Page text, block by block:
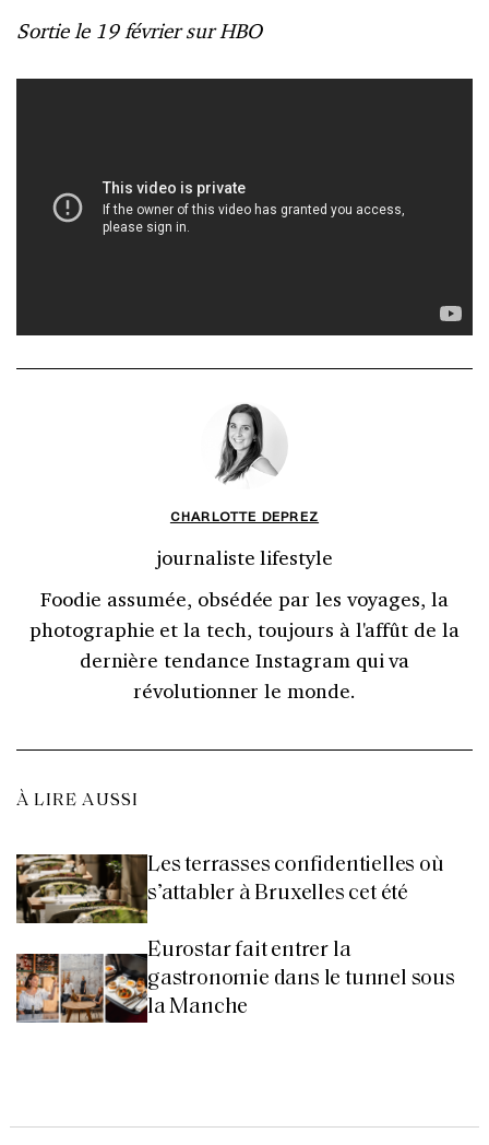
Sortie le 19 février sur HBO
CHARLOTTE DEPREZ
journaliste lifestyle
Foodie assumée, obsédée par les voyages, la
photographie et la tech, toujours à l'affût de la
dernière tendance Instagram qui va
révolutionner le monde.
À LIRE AUSSI
Les terrasses confidentielles où
s’attabler à Bruxelles cet été
Eurostar fait entrer la
gastronomie dans le tunnel sous
la Manche